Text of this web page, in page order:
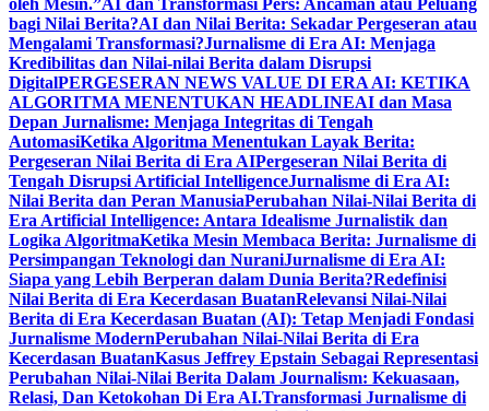
oleh Mesin.”AI dan Transformasi Pers: Ancaman atau Peluang
bagi Nilai Berita?AI dan Nilai Berita: Sekadar Pergeseran atau
Mengalami Transformasi?Jurnalisme di Era AI: Menjaga
Kredibilitas dan Nilai-nilai Berita dalam Disrupsi
DigitalPERGESERAN NEWS VALUE DI ERA AI: KETIKA
ALGORITMA MENENTUKAN HEADLINEAI dan Masa
Depan Jurnalisme: Menjaga Integritas di Tengah
AutomasiKetika Algoritma Menentukan Layak Berita:
Pergeseran Nilai Berita di Era AIPergeseran Nilai Berita di
Tengah Disrupsi Artificial IntelligenceJurnalisme di Era AI:
Nilai Berita dan Peran ManusiaPerubahan Nilai-Nilai Berita di
Era Artificial Intelligence: Antara Idealisme Jurnalistik dan
Logika AlgoritmaKetika Mesin Membaca Berita: Jurnalisme di
Persimpangan Teknologi dan NuraniJurnalisme di Era AI:
Siapa yang Lebih Berperan dalam Dunia Berita?Redefinisi
Nilai Berita di Era Kecerdasan BuatanRelevansi Nilai-Nilai
Berita di Era Kecerdasan Buatan (AI): Tetap Menjadi Fondasi
Jurnalisme ModernPerubahan Nilai-Nilai Berita di Era
Kecerdasan BuatanKasus Jeffrey Epstain Sebagai Representasi
Perubahan Nilai-Nilai Berita Dalam Journalism: Kekuasaan,
Relasi, Dan Ketokohan Di Era AI.Transformasi Jurnalisme di